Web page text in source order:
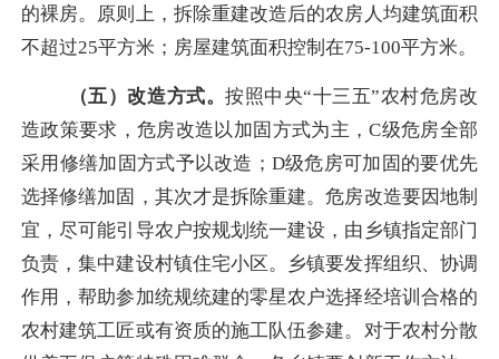
的裸房。原则上，拆除重建改造后的农房人均建筑面积
不超过25平方米；房屋建筑面积控制在75-100平方米。
（五）改造方式。按照中央“十三五”农村危房改
造政策要求，危房改造以加固方式为主，C级危房全部
采用修缮加固方式予以改造； D级危房可加固的要优先
选择修缮加固，其次才是拆除重建。危房改造要因地制
宜，尽可能引导农户按规划统一建设，由乡镇指定部门
负责，集中建设村镇住宅小区。乡镇要发挥组织、协调
作用，帮助参加统规统建的零星农户选择经培训合格的
农村建筑工匠或有资质的施工队伍参建。对于农村分散